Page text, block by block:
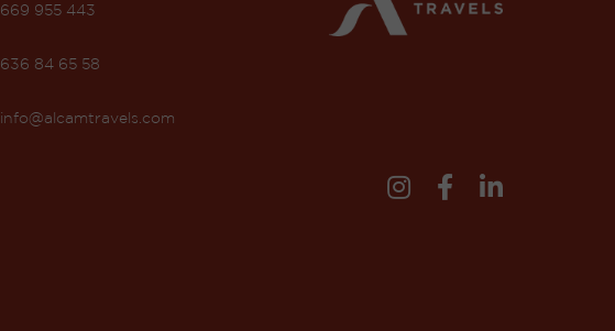
669 955 443
636 84 65 58
info@alcamtravels.com